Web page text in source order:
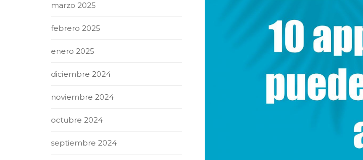
marzo 2025
febrero 2025
enero 2025
diciembre 2024
noviembre 2024
octubre 2024
septiembre 2024